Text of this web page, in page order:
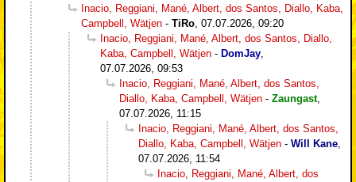
Inacio, Reggiani, Mané, Albert, dos Santos, Diallo, Kaba,
Campbell, Wätjen - TiRo 07.07.2026, 09:20
Inacio, Reggiani, Mané, Albert, dos Santos, Diallo,
Kaba, Campbell, Wätjen - DomJay
07.07.2026, 09:53
Inacio, Reggiani, Mané, Albert, dos Santos,
Diallo, Kaba, Campbell, Wätjen - Zaungast,
07.07.2026, 11:15
Inacio, Reggiani, Mané, Albert, dos Santos,
Diallo, Kaba, Campbell, Wätjen - Will Kane
07.07.2026, 11:54
Inacio, Reggiani, Mané, Albert, dos